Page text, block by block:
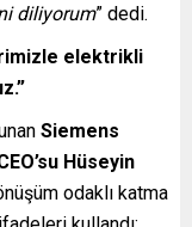
diliyorum” dedi.
elektrikli
Siemens
Hüseyin
odaklı katma